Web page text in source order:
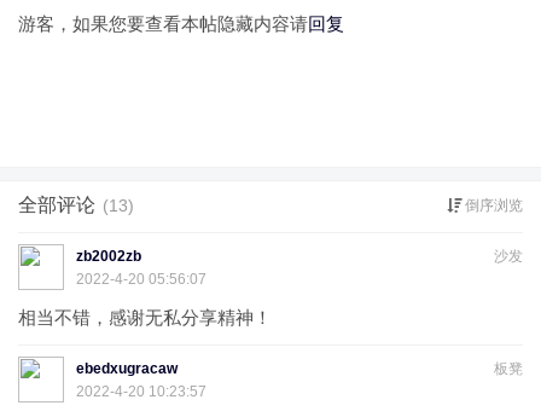
游客，如果您要查看本帖隐藏内容请回复
全部评论 (13) 倒序浏览
沙发
zb2002zb
2022-4-20 05:56:07
相当不错，感谢无私分享精神！
板凳
ebedxugracaw
2022-4-20 10:23:57